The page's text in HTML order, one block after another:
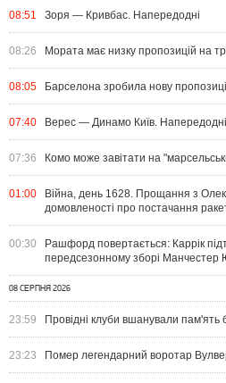
08:51 Зоря — Кривбас. Напередодні
08:26 Мората має низку пропозицій на
08:05 Барселона зробила нову
07:40 Верес — Динамо Київ. Напередодні
07:36 Комо може завітати на
01:00
Війна, день 1628. Прощання з
домовленості про постачання
00:30
Рашфорд повертається: Каррік
передсезонному зборі Манчестер
08 СЕРПНЯ 2026
23:59 Провідні клуби вшанували пам'ять
23:23 Помер легендарний воротар